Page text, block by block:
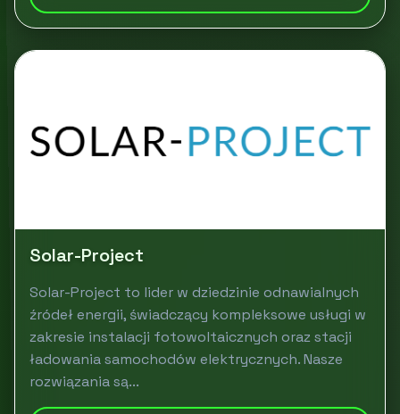
Solar-Project
Solar-Project to lider w dziedzinie odnawialnych
źródeł energii, świadczący kompleksowe usługi w
zakresie instalacji fotowoltaicznych oraz stacji
ładowania samochodów elektrycznych. Nasze
rozwiązania są...